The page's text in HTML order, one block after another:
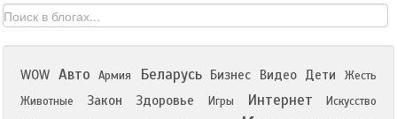
WOW Авто Армия Беларусь Бизнес Видео Дети
Жесть
Животные
Закон Здоровье Игры Интернет Искусство